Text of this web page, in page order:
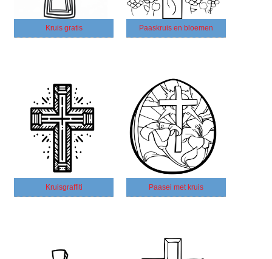
Kruis gratis Paaskruis en bloemen
Kruisgraffiti Paasei met kruis